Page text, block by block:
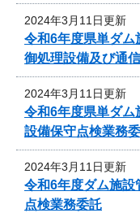
2024年3月11日更新
令和6年度県単ダム
御処理設備及び通
2024年3月11日更新
令和6年度県単ダム
設備保守点検業務
2024年3月11日更新
令和6年度ダム施設
点検業務委託